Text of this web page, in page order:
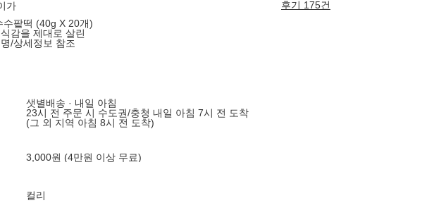
가
후기 175건
수팥떡 (40g X 20개)
감을 제대로 살린
/상세정보 참조
샛별배송 · 내일 아침
23시 전 주문 시 수도권/충청 내일 아침 7시 전 도착
(그 외 지역 아침 8시 전 도착)
3,000원 (4만원 이상 무료)
컬리